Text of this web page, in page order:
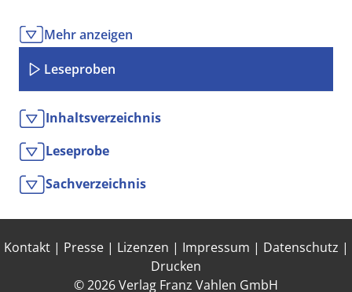
Vorteile auf einen Blick
Übersichten
Dialog zwischen Autor und Leserschaft
Zur Neuauflage
Für die Neuauflage wurden Gesetzesänderungen
und die neueste Rechtsprechung eingearbeitet.
Zielgruppe
Für Studierende an Universitäten und
Mehr anzeigen
Leseproben
Inhaltsverzeichnis
Leseprobe
Sachverzeichnis
Kontakt | Presse | Lizenzen | Impressum | Datenschutz |
Drucken
© 2026 Verlag Franz Vahlen GmbH